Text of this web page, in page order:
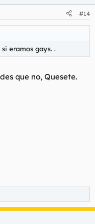
#14
eramos gays. .
que no, Quesete.